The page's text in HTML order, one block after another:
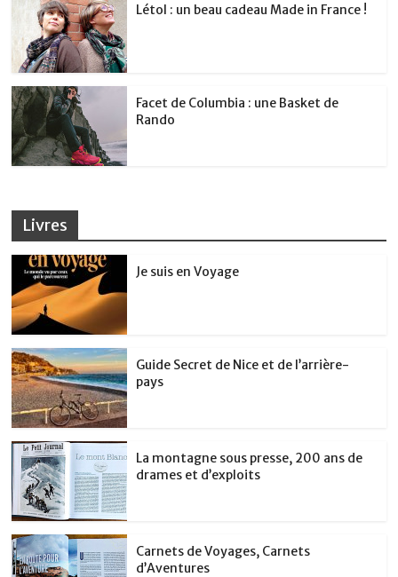
Létol : un beau cadeau Made in France !
Facet de Columbia : une Basket de
Rando
Livres
Je suis en Voyage
Guide Secret de Nice et de l’arrière-
pays
La montagne sous presse, 200 ans de
drames et d’exploits
Carnets de Voyages, Carnets
d’Aventures